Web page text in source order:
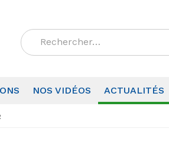
Rechercher :
NOS VIDÉOS ACTUALITÉS